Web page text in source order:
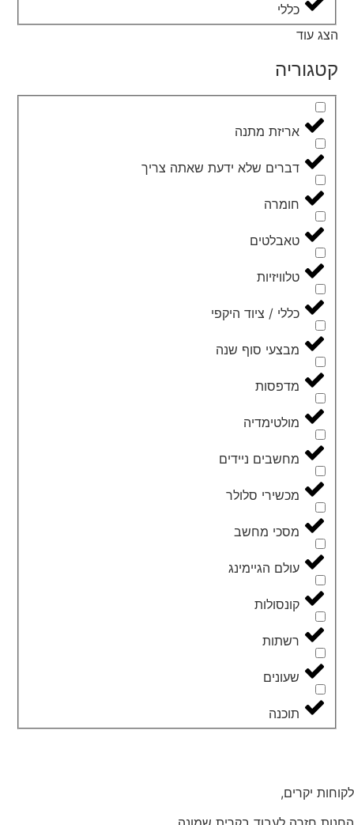
כללי
הצג עוד
קטגוריה
אריזת מתנה
דברים שלא ידעת שאתה צריך
חומרה
טאבלטים
טלוויזיות
כללי / ציוד היקפי
מבצעי סוף שנה
מדפסות
מולטימדיה
מחשבים ניידים
מכשירי סלולר
מסכי מחשב
עולם הגיימינג
קונסולות
רשתות
שעונים
תוכנה
לקוחות יקרים,